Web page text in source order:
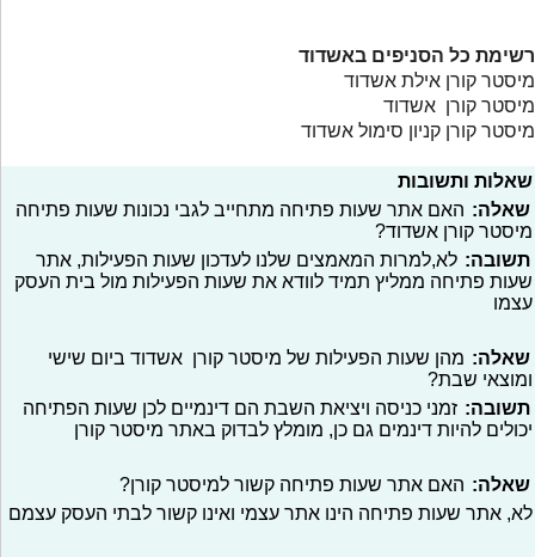
רשימת כל הסניפים באשדוד
מיסטר קורן אילת אשדוד
מיסטר קורן אשדוד
מיסטר קורן קניון סימול אשדוד
שאלות ותשובות
שאלה: האם אתר שעות פתיחה מתחייב לגבי נכונות שעות פתיחה
מיסטר קורן אשדוד?
תשובה: לא,למרות המאמצים שלנו לעדכון שעות הפעילות, אתר
שעות פתיחה ממליץ תמיד לוודא את שעות הפעילות מול בית העסק
עצמו
שאלה: מהן שעות הפעילות של מיסטר קורן אשדוד ביום שישי
ומוצאי שבת?
תשובה: זמני כניסה ויציאת השבת הם דינמיים לכן שעות הפתיחה
יכולים להיות דינמים גם כן, מומלץ לבדוק באתר מיסטר קורן
שאלה: האם אתר שעות פתיחה קשור למיסטר קורן?
לא, אתר שעות פתיחה הינו אתר עצמי ואינו קשור לבתי העסק עצמם